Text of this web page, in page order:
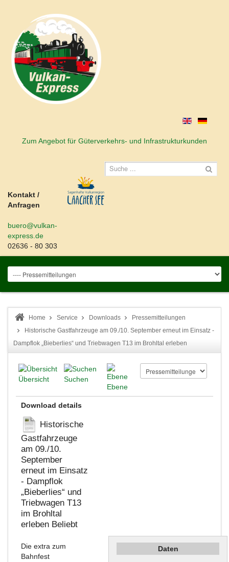
Zum Angebot für Güterverkehrs- und Infrastrukturkunden
Kontakt /
Anfragen
buero@vulkan-
express.de
02636 - 80 303
Home Service Downloads
Pressemitteilungen
Historische Gastfahrzeuge am 09./10. September erneut im Einsatz -
Dampflok „Bieberlies“ und Triebwagen T13 im Brohltal erleben
Übersicht
Suchen
Ebene
Download details
Historische
Gastfahrzeuge
am 09./10.
September
erneut im Einsatz
- Dampflok
„Bieberlies“ und
Triebwagen T13
im Brohltal
erleben Beliebt
Die extra zum
Bahnfest
Daten